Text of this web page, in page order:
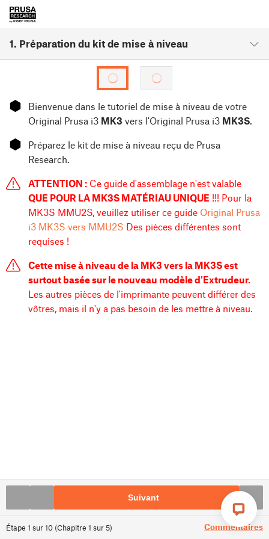
1. Préparation du kit de mise à niveau
Étape 1 sur10 (Chapitre 1 sur 5) Commentaires
⬢
Bienvenue dans le tutoriel de mise à niveau de votre
Original Prusa i3 MK3 vers l'Original Prusa i3 MK3S.
⬢
Préparez le kit de mise à niveau reçu de Prusa
Research.
ATTENTION : Ce guide d'assemblage n'est valable
QUE POUR LA MK3S MATÉRIAU UNIQUE !!! Pour la
MK3S MMU2S, veuillez utiliser ce guide Original Prusa
i3 MK3S vers MMU2S Des pièces différentes sont
requises !
Cette mise à niveau de la MK3 vers la MK3S est
surtout basée sur le nouveau modèle d'Extrudeur.
Les autres pièces de l'imprimante peuvent différer des
vôtres, mais il n'y a pas besoin de les mettre à niveau.
Suivant